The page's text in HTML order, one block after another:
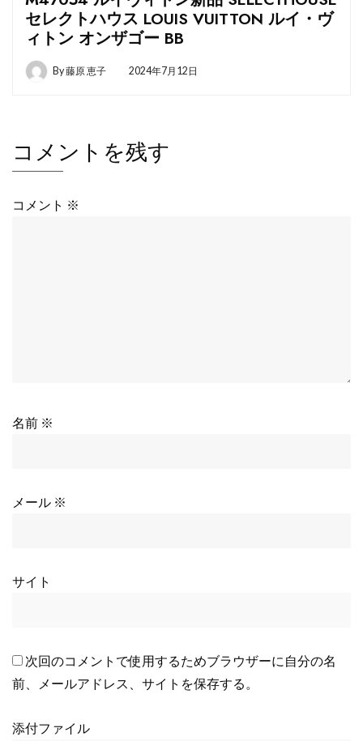
セレクトハウス LOUIS VUITTON ルイ・ヴ
ィトン オンザゴー BB
By藤原 恵子 2024年7月12日
コメントを残す
コメント ※
名前 ※
メール ※
サイト
次回のコメントで使用するためブラウザーに自分の名
前、メールアドレス、サイトを保存する。
添付ファイル